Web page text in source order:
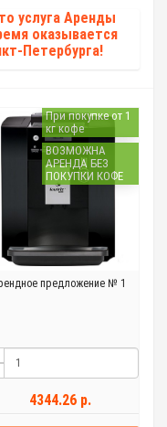
услуга Аренды
оказывается
Петербурга!
При покупке от 1
кг кофе
ВОЗМОЖНА
АРЕНДА БЕЗ
ПОКУПКИ КОФЕ
предложение № 1
4344.26 р.